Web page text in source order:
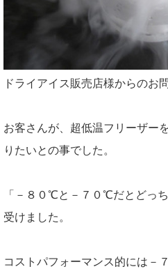
ドライアイス販売店様からのお
お客さんが、超低温フリーザー
りたいとの事でした。
「－８０℃と－７０℃だとどっ
受けました。
コストパフォーマンス的には－